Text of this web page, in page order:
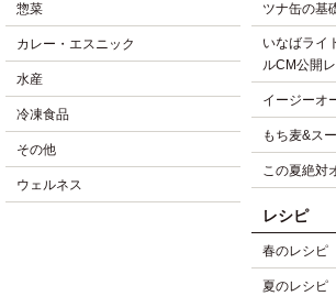
惣菜
カレー・エスニック
水産
冷凍食品
その他
ウェルネス
ツナ缶の基
いなばライ
ルCM公開
イージーオ
もち麦&ス
この夏絶対
レシピ
春のレシピ
夏のレシピ